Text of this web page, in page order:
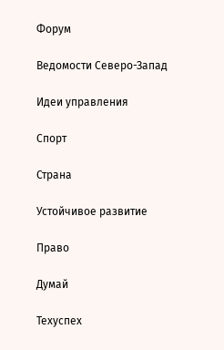
Форум
Ведомости Северо-Запад
Идеи управления
Спорт
Страна
Устойчивое развитие
Право
Думай
Техуспех